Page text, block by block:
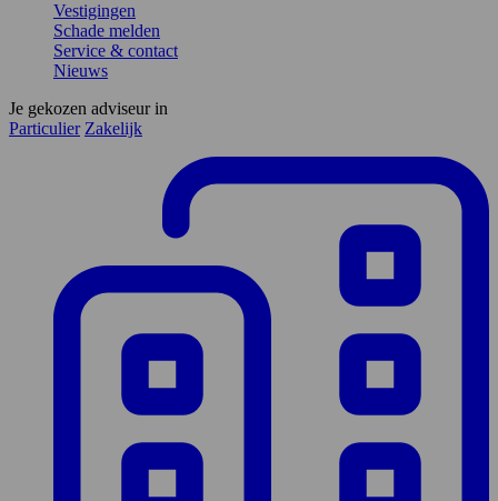
Vestigingen
Schade melden
Service & contact
Nieuws
Je gekozen adviseur in
Particulier Zakelijk